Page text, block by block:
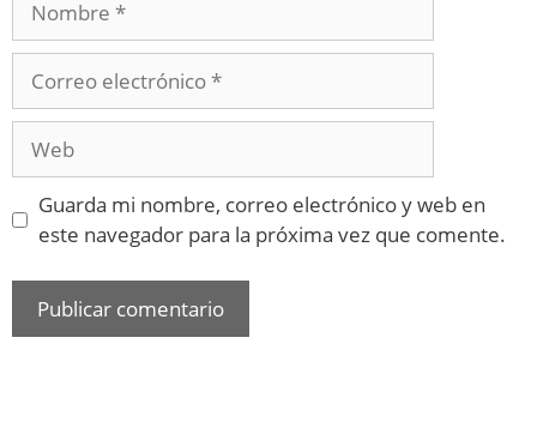
Guarda mi nombre, correo electrónico y web en
este navegador para la próxima vez que comente.